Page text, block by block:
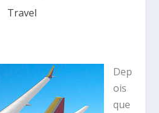
Travel
Dep
ois
que